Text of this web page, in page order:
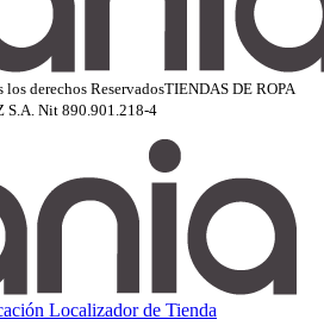
derechos ReservadosTIENDAS DE ROPA
S.A. Nit 890.901.218-4
Localizador de Tienda